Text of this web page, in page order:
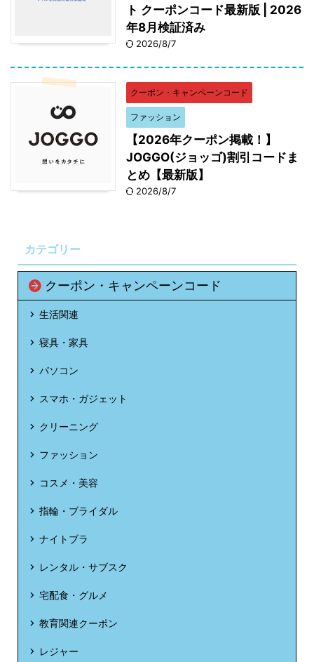
ト クーポンコード最新版 | 2026
年8月検証済み
2026/8/7
クーポン・キャンペーンコード
ファッション
【2026年クーポン掲載！】
JOGGO(ジョッゴ)割引コードま
とめ【最新版】
2026/8/7
カテゴリー
クーポン・キャンペーンコード
生活関連
寝具・家具
パソコン
スマホ・ガジェット
クリーニング
ファッション
コスメ・美容
指輪・ブライダル
ナイトブラ
レンタル・サブスク
宅配食・グルメ
教育関連クーポン
レジャー